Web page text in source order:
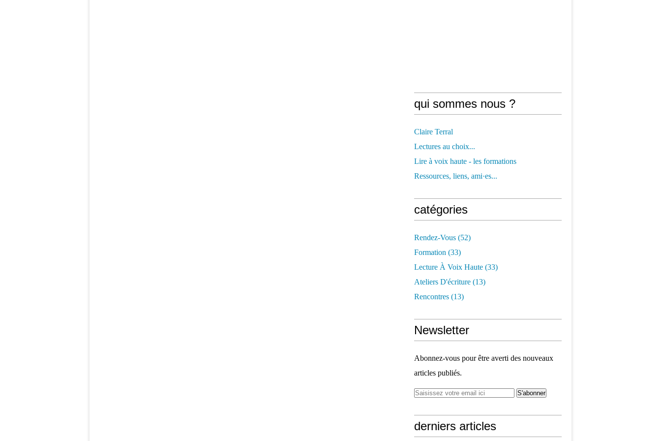
qui sommes nous ?
Claire Terral
Lectures au choix...
Lire à voix haute - les formations
Ressources, liens, ami·es...
catégories
Rendez-Vous (52)
Formation (33)
Lecture À Voix Haute (33)
Ateliers D'écriture (13)
Rencontres (13)
Newsletter
Abonnez-vous pour être averti des nouveaux
articles publiés.
derniers articles